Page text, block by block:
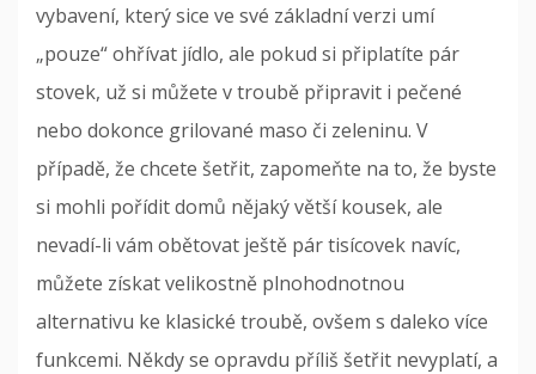
vybavení, který sice ve své základní verzi umí
„pouze“ ohřívat jídlo, ale pokud si připlatíte pár
stovek, už si můžete v troubě připravit i pečené
nebo dokonce grilované maso či zeleninu. V
případě, že chcete šetřit, zapomeňte na to, že byste
si mohli pořídit domů nějaký větší kousek, ale
nevadí-li vám obětovat ještě pár tisícovek navíc,
můžete získat velikostně plnohodnotnou
alternativu ke klasické troubě, ovšem s daleko více
funkcemi. Někdy se opravdu příliš šetřit nevyplatí, a